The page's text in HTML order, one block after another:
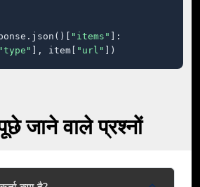
"items"
]:
"type" ], item[ "url" ])
जाने वाले प्रश्नों